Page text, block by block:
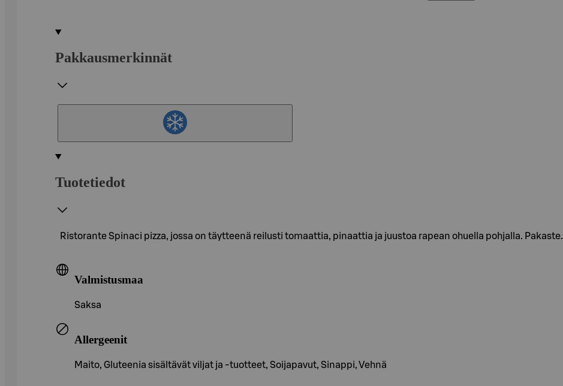
Pakkausmerkinnät
Tuotetiedot
Ristorante Spinaci pizza, jossa on täytteenä reilusti tomaattia, pinaattia ja juustoa rapean ohuella pohjalla. Pakaste.
Valmistusmaa
Saksa
Allergeenit
Maito, Gluteenia sisältävät viljat ja -tuotteet, Soijapavut, Sinappi, Vehnä